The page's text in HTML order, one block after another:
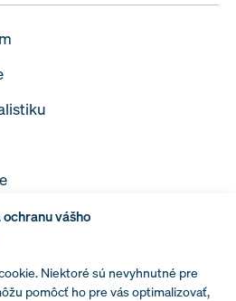
ochranu vášho
Niektoré sú nevyhnutné pre
pomôcť ho pre vás optimalizovať,
údajov